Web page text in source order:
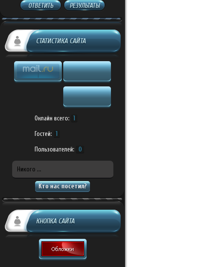
ОТВЕТИТЬ РЕЗУЛЬТАТЫ
СТАТИСТИКА САЙТА
Онлайн всего: 1
Гостей: 1
Пользователей: 0
Никого ...
Кто нас посетил?
КНОПКА САЙТА